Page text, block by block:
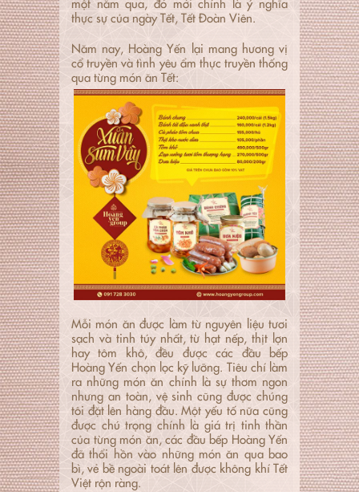
thực sự của ngày Tết, Tết Đoàn Viên.
Năm nay, Hoàng Yến lại mang hương vị
cổ truyền và tình yêu ẩm thực truyền thống
qua từng món ăn Tết:
Mỗi món ăn được làm từ nguyên liệu tươi
sạch và tinh túy nhất, từ hạt nếp, thịt lợn
hay tôm khô, đều được các đầu bếp
Hoàng Yến chọn lọc kỹ lưỡng. Tiêu chí làm
ra những món ăn chính là sự thơm ngon
nhưng an toàn, vệ sinh cũng được chúng
tôi đặt lên hàng đầu. Một yếu tố nữa cũng
được chú trọng chính là giá trị tinh thần
của từng món ăn, các đầu bếp Hoàng Yến
đã thổi hồn vào những món ăn qua bao
bì, vẻ bề ngoài toát lên được không khí Tết
Việt rộn ràng.